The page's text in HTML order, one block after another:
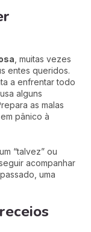
, muitas vezes
entes queridos.
a enfrentar todo
alguns
as malas
pânico à
“talvez” ou
acompanhar
uma